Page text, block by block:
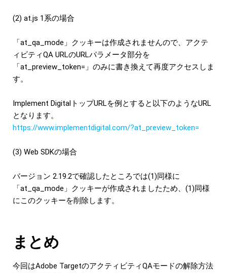
(2) at.js 1系の場合
「at_qa_mode」クッキーは作成されませんので、アクテ
ィビティQA URLのURLパラメータ部分を
「at_preview_token=」のみに書き換えて再度アクセスしま
す。
Implement DigitalトップURLを例とすると以下のようなURL
となります。
https://www.implementdigital.com/?at_preview_token=
(3) Web SDKの場合
バージョン 2.19.2で確認したところでは(1)同様に
「at_qa_mode」クッキーが作成されましたため、(1)同様
にこのクッキーを削除します。
まとめ
今回はAdobe TargetのアクティビティQAモードの解除方法